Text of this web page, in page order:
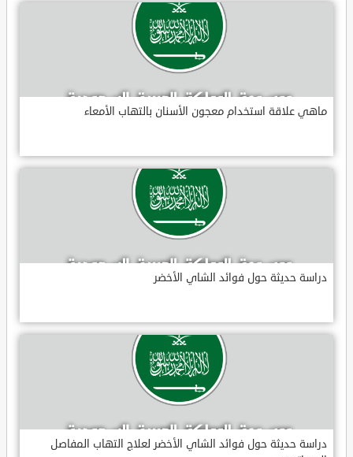
ماهي علاقة استخدام معجون الأسنان بالتهاب الأمعاء
دراسة حديثة حول فوائد الشاي الأخضر
دراسة حديثة حول فوائد الشاي الأخضر لعلاج التهاب المفاصل